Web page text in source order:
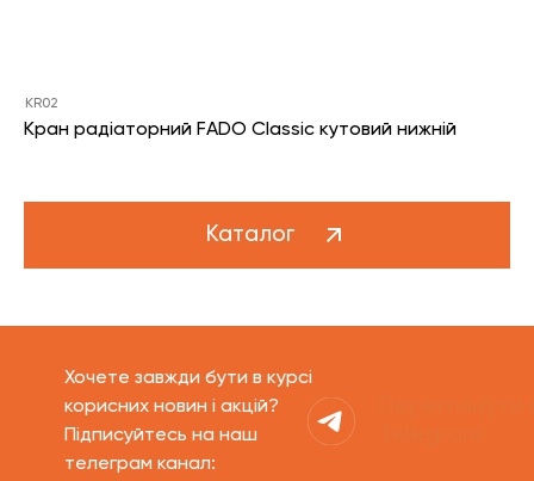
KR02
Кран радіаторний FADO Classic кутовий нижній
Каталог
Хочете завжди бути в курсі
корисних новин і акцій?
Підписуйтесь на наш
телеграм канал: